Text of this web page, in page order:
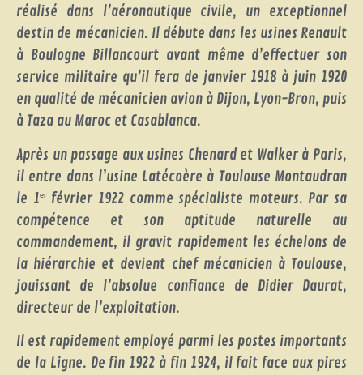
réalisé dans l’aéronautique civile, un exceptionnel
destin de mécanicien. Il débute dans les usines Renault
à Boulogne Billancourt avant même d’effectuer son
service militaire qu’il fera de janvier 1918 à juin 1920
en qualité de mécanicien avion à Dijon, Lyon-Bron, puis
à Taza au Maroc et Casablanca.
Après un passage aux usines Chenard et Walker à Paris,
il entre dans l’usine Latécoère à Toulouse Montaudran
le 1er février 1922 comme spécialiste moteurs. Par sa
compétence et son aptitude naturelle au
commandement, il gravit rapidement les échelons de
la hiérarchie et devient chef mécanicien à Toulouse,
jouissant de l’absolue confiance de Didier Daurat,
directeur de l’exploitation.
Il est rapidement employé parmi les postes importants
de la Ligne. De fin 1922 à fin 1924, il fait face aux pires